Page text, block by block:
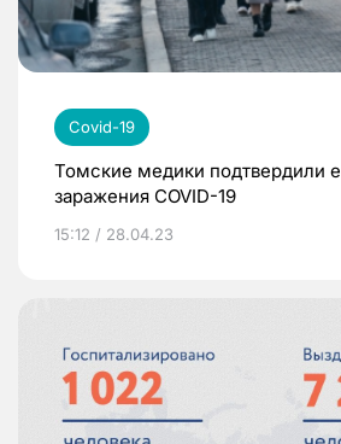
Covid-19
Томские медики подтвердили
заражения COVID-19
15:12 / 28.04.23